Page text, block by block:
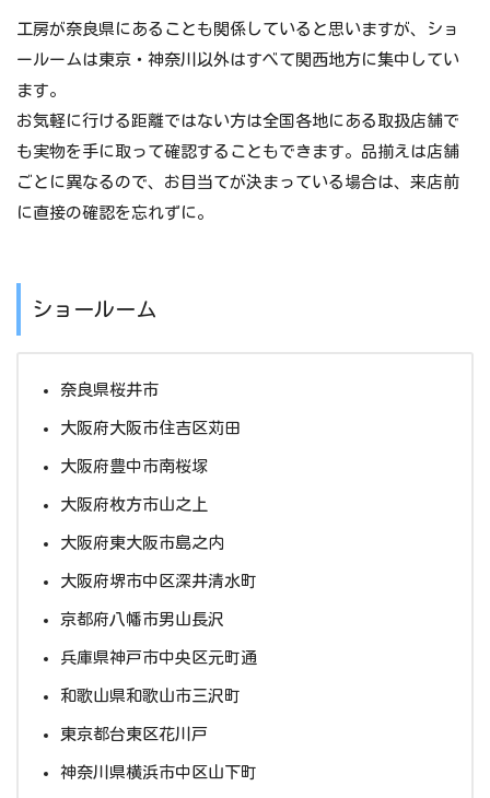
工房が奈良県にあることも関係していると思いますが、ショ
ールームは東京・神奈川以外はすべて関西地方に集中してい
ます。
お気軽に行ける距離ではない方は全国各地にある取扱店舗で
も実物を手に取って確認することもできます。品揃えは店舗
ごとに異なるので、お目当てが決まっている場合は、来店前
に直接の確認を忘れずに。
ショールーム
奈良県桜井市
大阪府大阪市住吉区苅田
大阪府豊中市南桜塚
大阪府枚方市山之上
大阪府東大阪市島之内
大阪府堺市中区深井清水町
京都府八幡市男山長沢
兵庫県神戸市中央区元町通
和歌山県和歌山市三沢町
東京都台東区花川戸
神奈川県横浜市中区山下町